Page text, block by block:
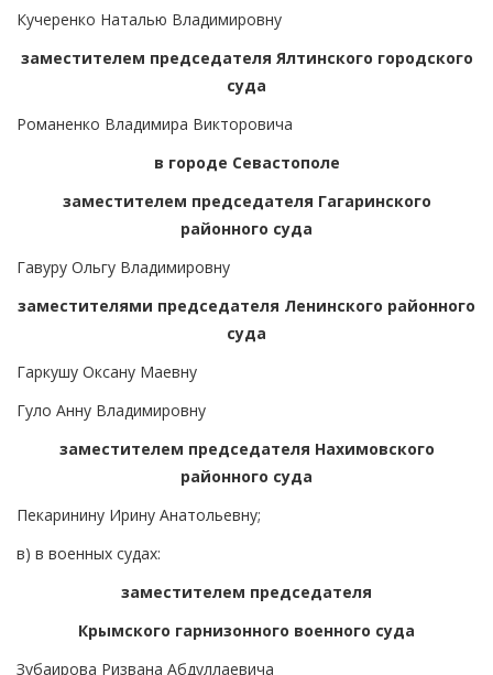
Кучеренко Наталью Владимировну
заместителем председателя Ялтинского городского
суда
Романенко Владимира Викторовича
в городе Севастополе
заместителем председателя Гагаринского
районного суда
Гавуру Ольгу Владимировну
заместителями председателя Ленинского районного
суда
Гаркушу Оксану Маевну
Гуло Анну Владимировну
заместителем председателя Нахимовского
районного суда
Пекаринину Ирину Анатольевну;
в) в военных судах:
заместителем председателя
Крымского гарнизонного военного суда
Зубаирова Ризвана Абдуллаевича